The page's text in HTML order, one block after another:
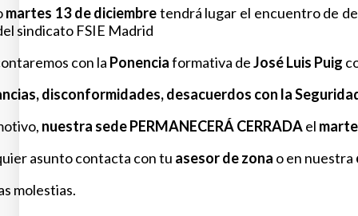
martes 13 de diciembretendrá lugar el encuentro de
sindicato FSIE Madrid
con la Ponenciaformativa deJosé Luis Puig
disconformidades, desacuerdos con la
nuestra sede PERMANECERÁ CERRADAel
asunto contacta con tu asesor de zona o en nuestra
molestias.